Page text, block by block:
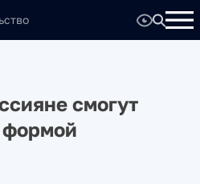
смогут
формой